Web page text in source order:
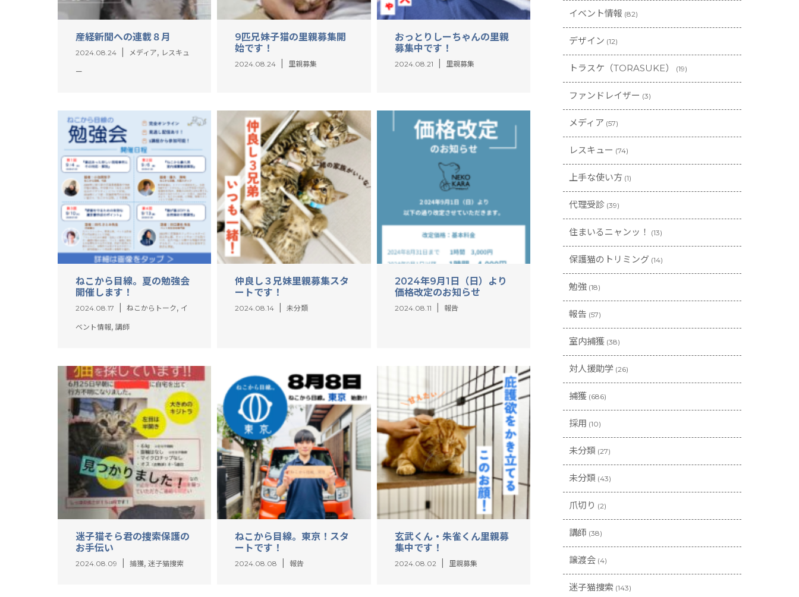
産経新聞への連載８月
2024.08.24 メディア, レスキュ
ー
9匹兄妹子猫の里親募集開
始です！
2024.08.24 里親募集
おっとりしーちゃんの里親
募集中です！
2024.08.21 里親募集
ねこから目線。夏の勉強会
開催します！
2024.08.17 ねこからトーク, イ
ベント情報, 講師
仲良し３兄妹里親募集スタ
ートです！
2024.08.14 未分類
2024年9月1日（日）より
価格改定のお知らせ
2024.08.11 報告
迷子猫そら君の捜索保護の
お手伝い
2024.08.09 捕獲, 迷子猫捜索
ねこから目線。東京！スタ
ートです！
2024.08.08 報告
玄武くん・朱雀くん里親募
集中です！
2024.08.02 里親募集
イベント情報 (82)
デザイン (12)
トラスケ（TORASUKE） (19)
ファンドレイザー (3)
メディア (57)
レスキュー (74)
上手な使い方 (1)
代理受診 (39)
住まいるニャンッ！ (13)
保護猫のトリミング (14)
勉強 (18)
報告 (57)
室内捕獲 (38)
対人援助学 (26)
捕獲 (686)
採用 (10)
未分類 (27)
未分類 (43)
爪切り (2)
講師 (38)
譲渡会 (4)
迷子猫捜索 (143)